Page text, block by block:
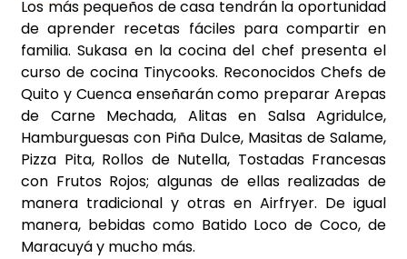
Los más pequeños de casa tendrán la oportunidad
de aprender recetas fáciles para compartir en
familia. Sukasa en la cocina del chef presenta el
curso de cocina Tinycooks. Reconocidos Chefs de
Quito y Cuenca enseñarán como preparar Arepas
de Carne Mechada, Alitas en Salsa Agridulce,
Hamburguesas con Piña Dulce, Masitas de Salame,
Pizza Pita, Rollos de Nutella, Tostadas Francesas
con Frutos Rojos; algunas de ellas realizadas de
manera tradicional y otras en Airfryer. De igual
manera, bebidas como Batido Loco de Coco, de
Maracuyá y mucho más.